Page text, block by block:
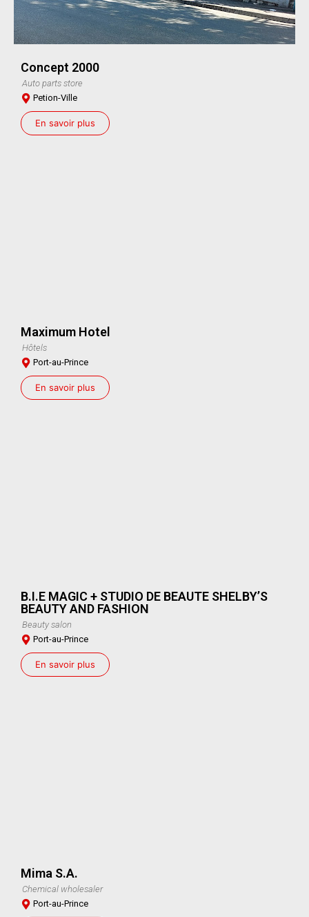
Concept 2000
Auto parts store
Petion-Ville
En savoir plus
Maximum Hotel
Hôtels
Port-au-Prince
En savoir plus
B.I.E MAGIC + STUDIO DE BEAUTE SHELBY’S
BEAUTY AND FASHION
Beauty salon
Port-au-Prince
En savoir plus
Mima S.A.
Chemical wholesaler
Port-au-Prince